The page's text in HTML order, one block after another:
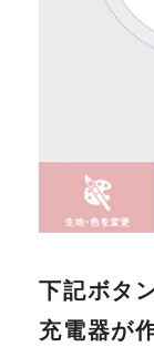
下記ボタ
充電器が